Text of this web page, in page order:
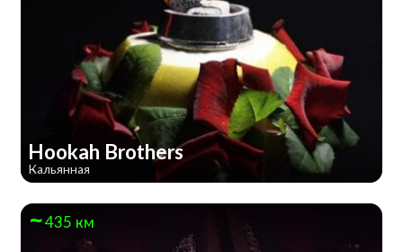
Hookah Brothers
Кальянная
435 км